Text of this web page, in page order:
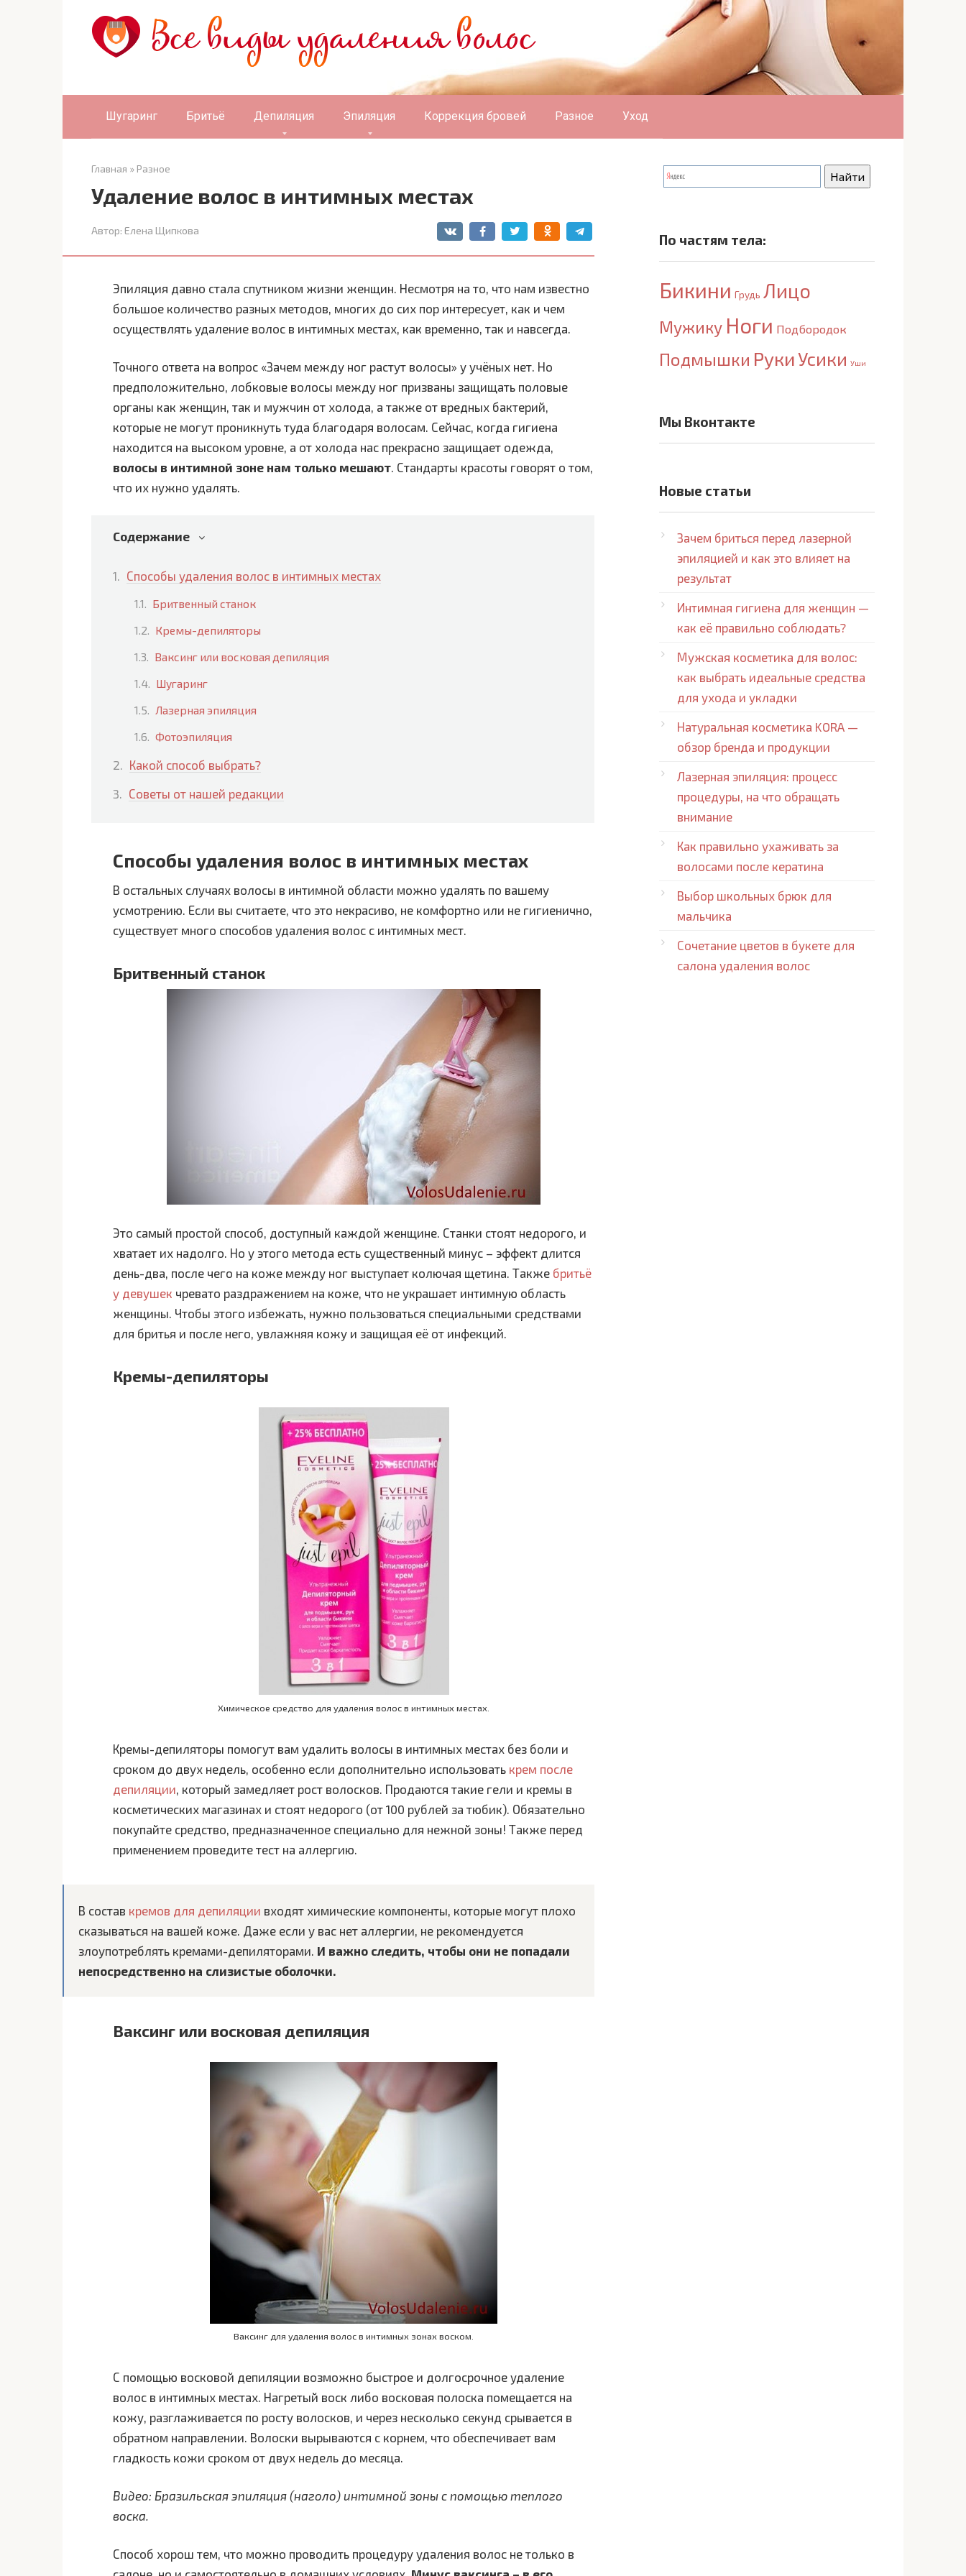
Шугаринг Бритьё Депиляция Эпиляция Коррекция бровей Разное Уход
Главная »Разное
Удаление волос в интимных местах
Автор: Елена Щипкова
Эпиляция давно стала спутником жизни женщин. Несмотря на то, что нам известно
большое количество разных методов, многих до сих пор интересует, как и чем
осуществлять удаление волос в интимных местах, как временно, так и навсегда.
Точного ответа на вопрос «Зачем между ног растут волосы» у учёных нет. Но
предположительно, лобковые волосы между ног призваны защищать половые
органы как женщин, так и мужчин от холода, а также от вредных бактерий,
которые не могут проникнуть туда благодаря волосам. Сейчас, когда гигиена
находится на высоком уровне, а от холода нас прекрасно защищает одежда,
волосы в интимной зоне нам только мешают. Стандарты красоты говорят о том,
что их нужно удалять.
Содержание
Способы удаления волос в интимных местах
Бритвенный станок
Кремы-депиляторы
Ваксинг или восковая депиляция
Шугаринг
Лазерная эпиляция
Фотоэпиляция
Какой способ выбрать?
Советы от нашей редакции
Способы удаления волос в интимных местах
В остальных случаях волосы в интимной области можно удалять по вашему
усмотрению. Если вы считаете, что это некрасиво, не комфортно или не гигиенично,
существует много способов удаления волос с интимных мест.
Бритвенный станок
Это самый простой способ, доступный каждой женщине. Станки стоят недорого, и
хватает их надолго. Но у этого метода есть существенный минус – эффект длится
день-два, после чего на коже между ног выступает колючая щетина. Также бритьё
у девушек чревато раздражением на коже, что не украшает интимную область
женщины. Чтобы этого избежать, нужно пользоваться специальными средствами
для бритья и после него, увлажняя кожу и защищая её от инфекций.
Кремы-депиляторы
Химическое средство для удаления волос в интимных местах.
Кремы-депиляторы помогут вам удалить волосы в интимных местах без боли и
сроком до двух недель, особенно если дополнительно использовать крем после
депиляции , который замедляет рост волосков. Продаются такие гели и кремы в
косметических магазинах и стоят недорого (от 100 рублей за тюбик). Обязательно
покупайте средство, предназначенное специально для нежной зоны! Также перед
применением проведите тест на аллергию.
В состав кремов для депиляции входят химические компоненты, которые могут плохо
сказываться на вашей коже. Даже если у вас нет аллергии, не рекомендуется
злоупотреблять кремами-депиляторами. И важно следить, чтобы они не попадали
непосредственно на слизистые оболочки.
Ваксинг или восковая депиляция
Ваксинг для удаления волос в интимных зонах воском.
С помощью восковой депиляции возможно быстрое и долгосрочное удаление
волос в интимных местах. Нагретый воск либо восковая полоска помещается на
кожу, разглаживается по росту волосков, и через несколько секунд срывается в
обратном направлении. Волоски вырываются с корнем, что обеспечивает вам
гладкость кожи сроком от двух недель до месяца.
Видео: Бразильская эпиляция (наголо) интимной зоны с помощью теплого
воска.
Способ хорош тем, что можно проводить процедуру удаления волос не только в
По частям тела:
Бикини Грудь Лицо
Мужику Ноги Подбородок
Подмышки РукиУсики Уши
Мы Вконтакте
Новые статьи
Зачем бриться перед лазерной
эпиляцией и как это влияет на
результат
Интимная гигиена для женщин —
как её правильно соблюдать?
Мужская косметика для волос:
как выбрать идеальные средства
для ухода и укладки
Натуральная косметика KORA —
обзор бренда и продукции
Лазерная эпиляция: процесс
процедуры, на что обращать
внимание
Как правильно ухаживать за
волосами после кератина
Выбор школьных брюк для
мальчика
Сочетание цветов в букете для
салона удаления волос